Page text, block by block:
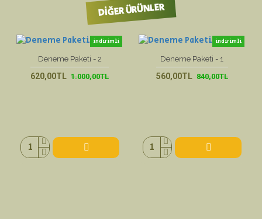
DIĞER ÜRÜNLER
indirimli
yeni ürün
Deneme Paketi - 2
620,00TL 1.000,00TL
indirimli
yeni ürün
Deneme Paketi - 1
560,00TL 840,00TL